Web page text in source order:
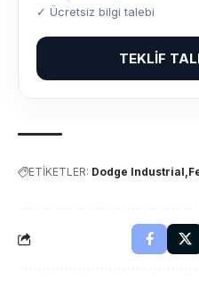
✓ Ücretsiz bilgi talebi
TEKLIF
ETİKETLER: Dodge Industrial